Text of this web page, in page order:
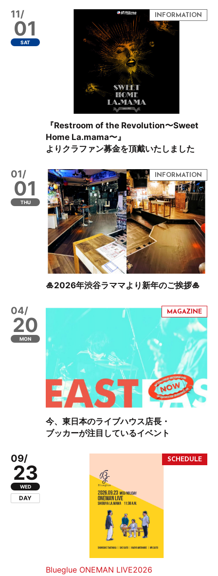
11/
01
SAT
『Restroom of the Revolution〜Sweet
Home La.mama〜』
よりクラファン募金を頂戴いたしました
01/
01
THU
🎍2026年渋谷ラママより新年のご挨拶🎍
04/
20
MON
今、東日本のライブハウス店長・
ブッカーが注目しているイベント
09/
23
WED
DAY
Blueglue ONEMAN LIVE2026